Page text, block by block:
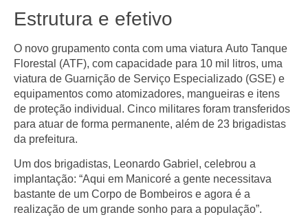
Estrutura e efetivo
O novo grupamento conta com uma viatura Auto Tanque
Florestal (ATF), com capacidade para 10 mil litros, uma
viatura de Guarnição de Serviço Especializado (GSE) e
equipamentos como atomizadores, mangueiras e itens
de proteção individual. Cinco militares foram transferidos
para atuar de forma permanente, além de 23 brigadistas
da prefeitura.
Um dos brigadistas, Leonardo Gabriel , celebrou a
implantação: “Aqui em Manicoré a gente necessitava
bastante de um Corpo de Bombeiros e agora é a
realização de um grande sonho para a população”.